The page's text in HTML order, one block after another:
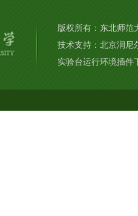
版权所有：东北师
技术支持：北京润尼
实验台运行环境插件